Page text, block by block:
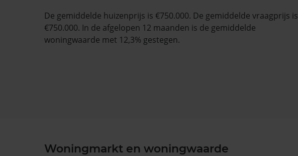
De gemiddelde huizenprijs is €750.000. De gemiddelde vraagprijs is
€750.000. In de afgelopen 12 maanden is de gemiddelde
woningwaarde met 12,3% gestegen.
Woningmarkt en woningwaarde